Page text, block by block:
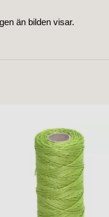
än bilden visar.